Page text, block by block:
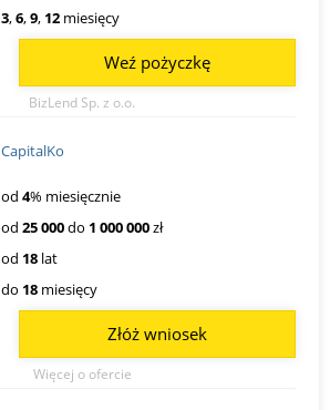
3,6,9, 12 miesięcy
BizLend Sp. z o.o.
Weź pożyczkę
CapitalKo
od 4% miesięcznie
od 25 000do 1 000 000zł
od 18 lat
do 18 miesięcy
Więcej o ofercie
Złóż wniosek